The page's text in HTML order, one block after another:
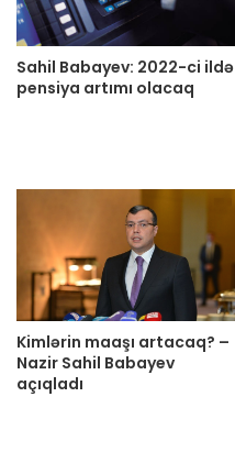
Sahil Babayev: 2022-ci ildə
pensiya artımı olacaq
Kimlərin maaşı artacaq? –
Nazir Sahil Babayev
açıqladı